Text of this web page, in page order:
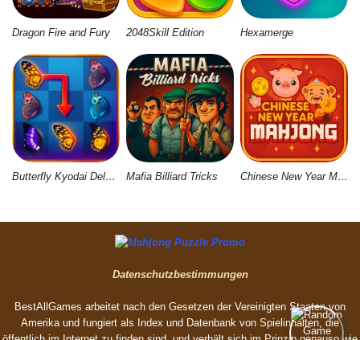
Dragon Fire and Fury 2048Skill Edition Hexamerge
Butterfly Kyodai Deluxe 2 Mafia Billiard Tricks Chinese New Year Mahjong
Datenschutzbestimmungen
BestAllGames arbeitet nach den Gesetzen der Vereinigten Staaten von
Amerika und fungiert als Index und Datenbank von Spielinhalten, die